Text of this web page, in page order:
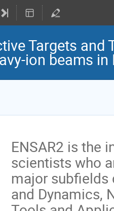
Targets
ion beams
ENSAR2 is the
scientists who
major subfields
and Dynamics,